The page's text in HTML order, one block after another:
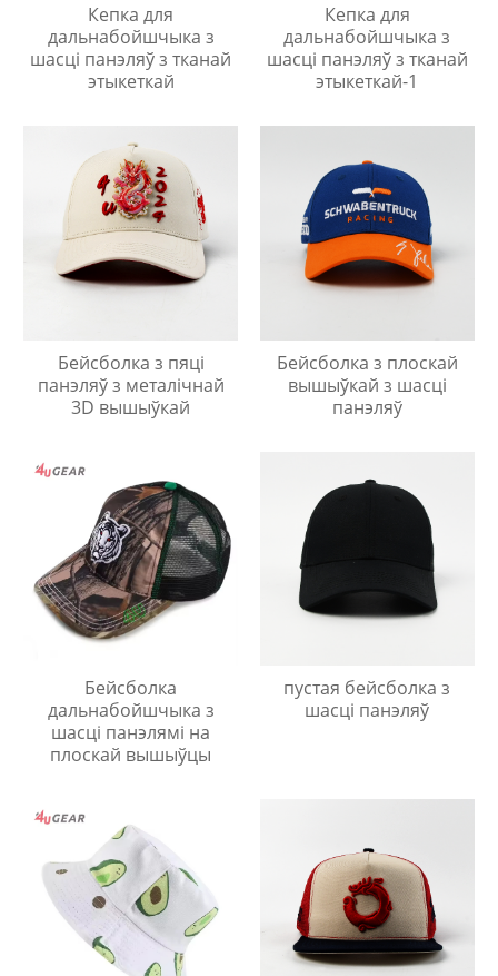
Кепка для
дальнабойшчыка з
шасці панэляў з тканай
этыкеткай
Кепка для
дальнабойшчыка з
шасці панэляў з тканай
этыкеткай-1
Бейсболка з пяці
панэляў з металічнай
3D вышыўкай
Бейсболка з плоскай
вышыўкай з шасці
панэляў
Бейсболка
дальнабойшчыка з
шасці панэлямі на
плоскай вышыўцы
пустая бейсболка з
шасці панэляў